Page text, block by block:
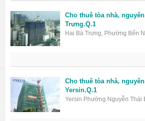
Cho thuê tòa nhà,
Trưng.Q.1
Hai Bà Trưng, Phường Bến
Cho thuê tòa nhà,
Yersin.Q.1
Yersin Phường Nguyễn Thái